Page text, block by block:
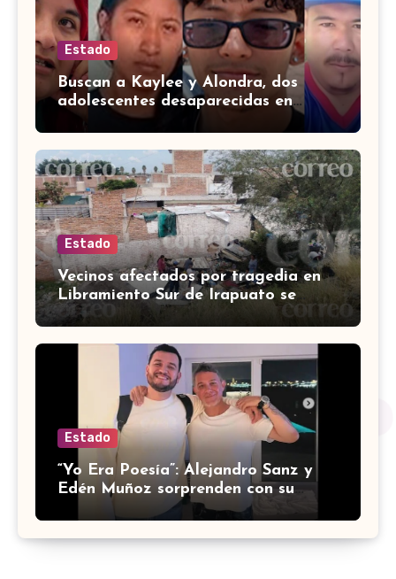
Estado
Buscan a Kaylee y Alondra, dos
adolescentes desaparecidas en
Guanajuato
Estado
Vecinos afectados por tragedia en
Libramiento Sur de Irapuato se
preguntan ‘¿quién pagará los
Estado
“Yo Era Poesía”: Alejandro Sanz y
Edén Muñoz sorprenden con su
nueva colaboración